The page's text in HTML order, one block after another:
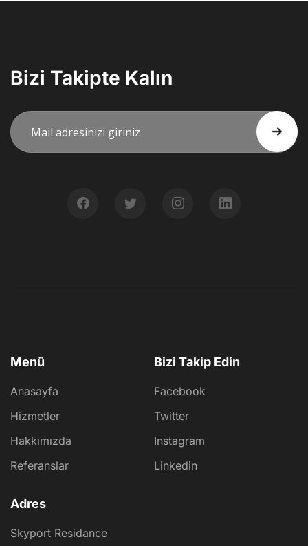
Bizi Takipte Kalın
Menü
Anasayfa
Hizmetler
Hakkımızda
Referanslar
Bizi Takip Edin
Facebook
Twitter
Instagram
Linkedin
Adres
Skyport Residance